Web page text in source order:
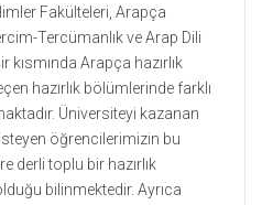
Fakülteleri, Arapça
Tercümanlık ve Arap Dili
kısmında Arapça hazırlık
hazırlık bölümlerinde farklı
Üniversiteyi kazanan
isteyen öğrencilerimizin bu
derli toplu bir hazırlık
bilinmektedir. Ayrıca